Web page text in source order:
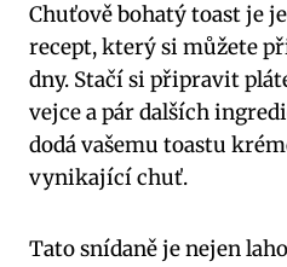
Chuťově bohatý toast je
recept, který si můžete
dny. Stačí si připravit
vejce a pár dalších
dodá vašemu toastu
vynikající chuť.
Tato snídaně je nejen